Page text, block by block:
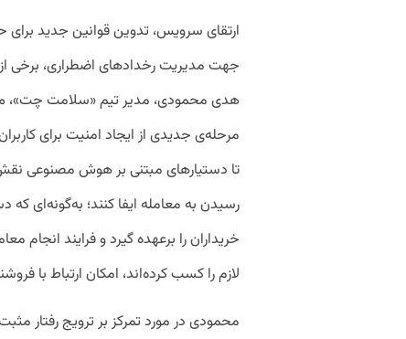
ارتقای سرویس، تدوین قوانین جدید
جهت مدیریت رخدادهای اضطراری، برخی
هدی محمودی، مدیر تیم «سلامت چت»،
مرحله‌ی جدیدی از ایجاد امنیت برای
تا دستیارهای مبتنی بر هوش مصنوعی
رسیدن به معامله ایفا کنند؛ به‌گونه‌ای
خریداران را برعهده گیرد و فرایند انجام
لازم را کسب کرده‌اند، امکان ارتباط با
محمودی در مورد تمرکز بر ترویج رفتار